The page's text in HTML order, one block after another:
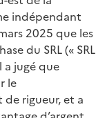
indépendant
2025 que les
du SRL (« SRL
a jugé que
le
rigueur, et a